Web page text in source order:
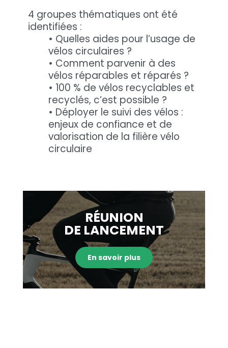
4 groupes thématiques ont été
identifiées :
• Quelles aides pour l’usage de
vélos circulaires ?
• Comment parvenir à des
vélos réparables et réparés ?
• 100 % de vélos recyclables et
recyclés, c’est possible ?
• Déployer le suivi des vélos :
enjeux de confiance et de
valorisation de la filière vélo
circulaire
RÉUNION
DE LANCEMENT
En savoir plus